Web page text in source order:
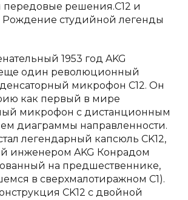
передовые решения.C12 и
Рождение студийной легенды
1953 год AKG
один революционный
микрофон C12. Он
как первый в мире
микрофон с дистанционным
диаграммы направленности.
легендарный капсюль CK12,
инженером AKG Конрадом
на предшественнике,
в сверхмалотиражном C1).
CK12 с двойной